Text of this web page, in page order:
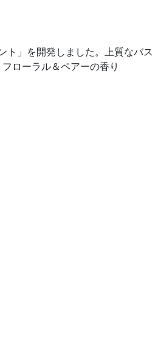
ト」を開発しました。上質なバス
ローラル＆ペアーの香り